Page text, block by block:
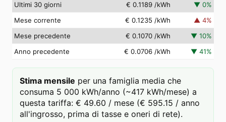
Ultimi 30 giorni
€ 0.1189 /kWh ▼ 0%
Mese corrente
€ 0.1235 /kWh ▲ 4%
Mese precedente
€ 0.1070 /kWh ▼ 10%
Anno precedente
€ 0.0706 /kWh ▼ 41%
Stima mensile per una famiglia media che
consuma 5 000 kWh/anno (~417 kWh/mese) a
questa tariffa: € 49.60 / mese (€ 595.15 / anno
all'ingrosso, prima di tasse e oneri di rete).